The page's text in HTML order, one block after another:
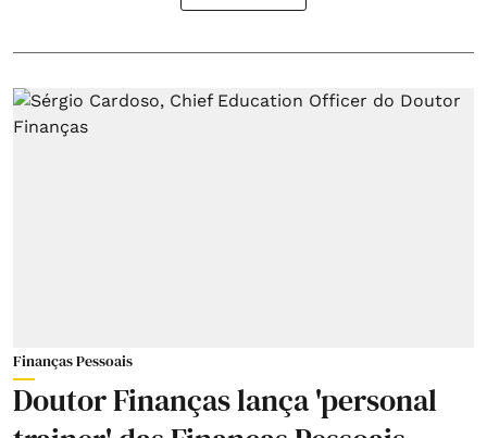
Finanças Pessoais
Doutor Finanças lança 'personal